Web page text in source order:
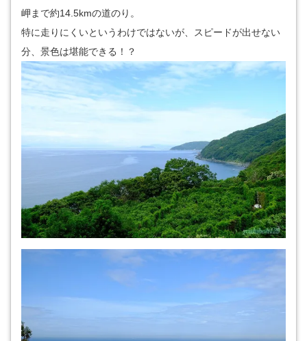
岬まで約14.5kmの道のり。
特に走りにくいというわけではないが、スピードが出せない
分、景色は堪能できる！？